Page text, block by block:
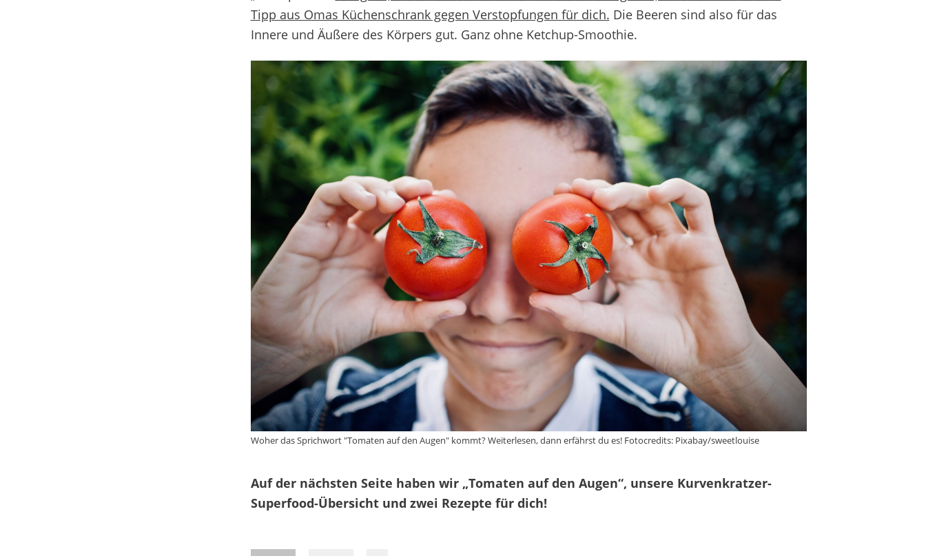
Tipp aus Omas Küchenschrank gegen Verstopfungen für dich. Die Beeren sind also für das
Innere und Äußere des Körpers gut. Ganz ohne Ketchup-Smoothie.
Woher das Sprichwort "Tomaten auf den Augen" kommt? Weiterlesen, dann erfährst du es! Fotocredits: Pixabay/sweetlouise
Auf der nächsten Seite haben wir „Tomaten auf den Augen“, unsere Kurvenkratzer-
Superfood-Übersicht und zwei Rezepte für dich!